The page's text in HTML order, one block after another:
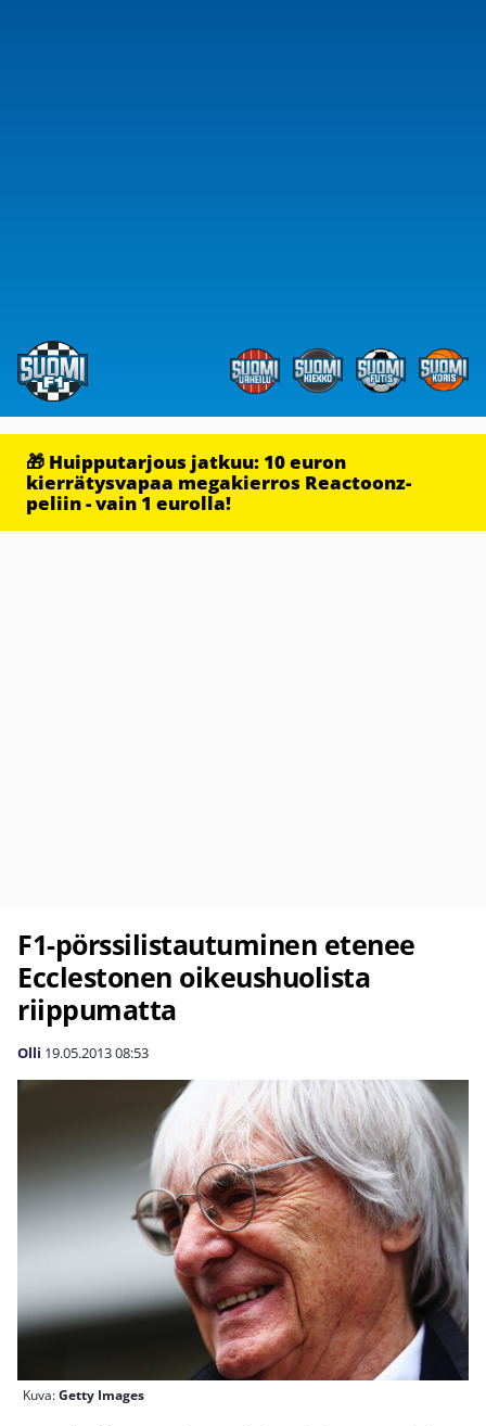
🎁 Huipputarjous jatkuu: 10 euron
kierrätysvapaa megakierros Reactoonz-
peliin - vain 1 eurolla!
F1-pörssilistautuminen etenee
Ecclestonen oikeushuolista
riippumatta
Olli 19.05.201308:53
Kuva:Getty Images